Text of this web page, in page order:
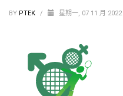
BY PTEK / 星期一, 07 11 月 2022